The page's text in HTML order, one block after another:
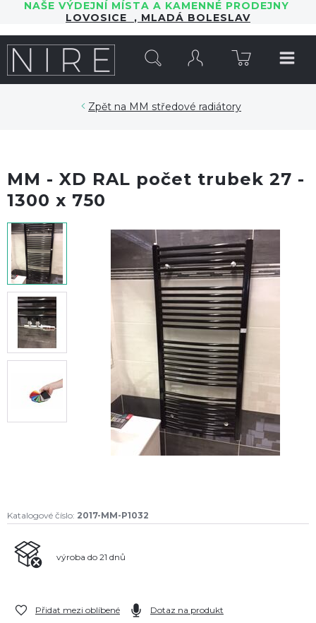
NAŠE VÝDEJNÍ MÍSTA A KAMENNÉ PRODEJNY
LOVOSICE , MLADÁ BOLESLAV
MM středové radiátory
MM - XD RAL počet trubek 27 -
1300 x 750
Katalogové číslo: 2017-MM-P1032
výroba do 21 dnů
Přidat mezi oblíbené Dotaz na produkt